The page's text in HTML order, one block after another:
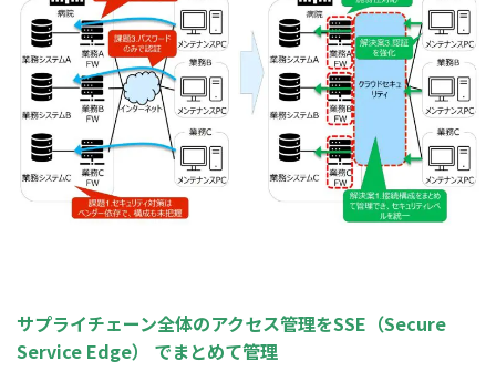
サプライチェーン全体のアクセス管理をSSE（Secure
Service Edge）
でまとめて管理